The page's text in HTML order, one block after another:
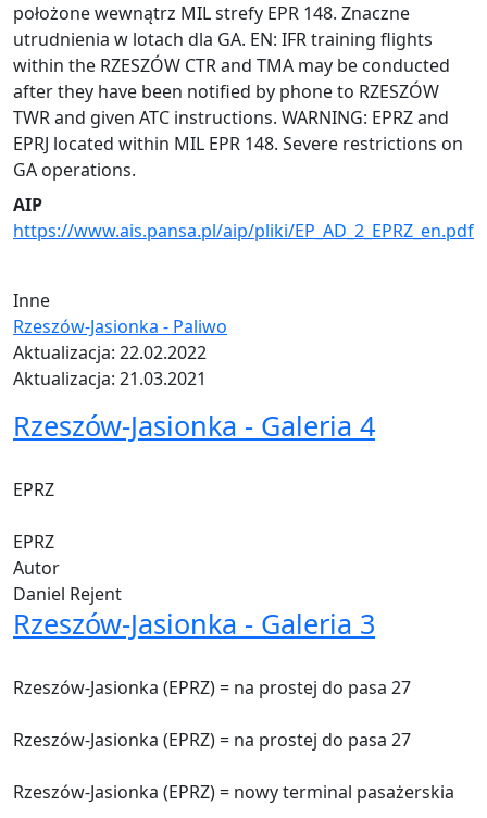
położone wewnątrz MIL strefy EPR 148. Znaczne
utrudnienia w lotach dla GA. EN: IFR training flights
within the RZESZÓW CTR and TMA may be conducted
after they have been notified by phone to RZESZÓW
TWR and given ATC instructions. WARNING: EPRZ and
EPRJ located within MIL EPR 148. Severe restrictions on
GA operations.
AIP
https://www.ais.pansa.pl/aip/pliki/EP_AD_2_EPRZ_en.pdf
Inne
Rzeszów-Jasionka - Paliwo
Aktualizacja: 22.02.2022
Aktualizacja: 21.03.2021
Rzeszów-Jasionka - Galeria 4
EPRZ
EPRZ
Autor
Daniel Rejent
Rzeszów-Jasionka - Galeria 3
Rzeszów-Jasionka (EPRZ) = na prostej do pasa 27
Rzeszów-Jasionka (EPRZ) = na prostej do pasa 27
Rzeszów-Jasionka (EPRZ) = nowy terminal pasażerskia